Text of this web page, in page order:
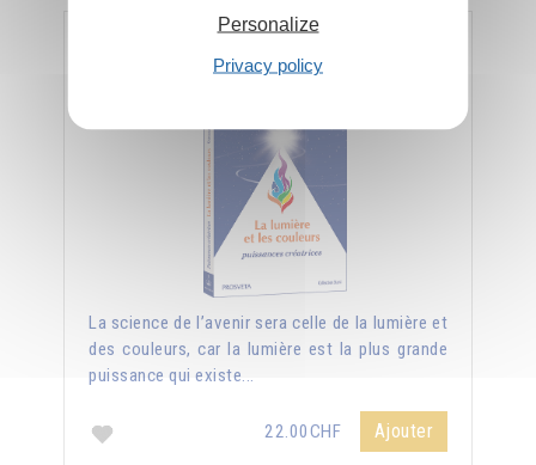
créatrices
La science de l’avenir sera celle de la lumière et
des couleurs, car la lumière est la plus grande
puissance qui existe...
22.00CHF Ajouter
Personalize
Privacy policy